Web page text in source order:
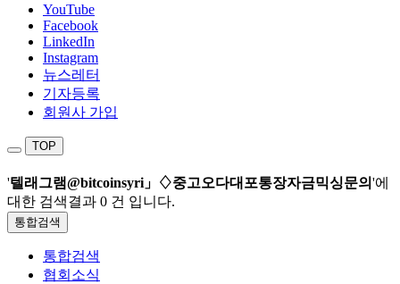
YouTube
Facebook
LinkedIn
Instagram
뉴스레터
기자등록
회원사 가입
TOP
'텔래그램@bitcoinsyri」♢중고오다대포통장자금믹싱문의 '에
대한 검색결과 0 건 입니다.
통합검색
통합검색
협회소식